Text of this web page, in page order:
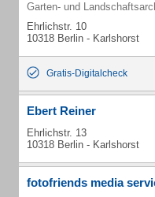
Garten- und
Ehrlichstr. 10
10318 Berlin - Karlshorst
Gratis-Digitalcheck
Ebert Reiner
Ehrlichstr. 13
10318 Berlin - Karlshorst
fotofriends media